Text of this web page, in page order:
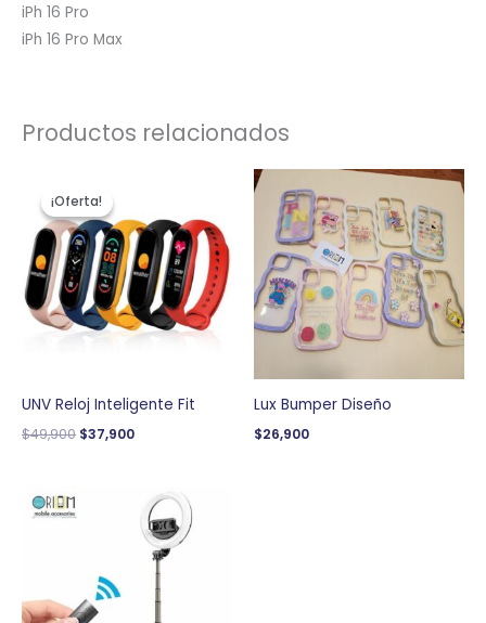
iPh 16 Pro
iPh 16 Pro Max
Productos relacionados
¡Oferta!
¡Oferta!
UNV Reloj Inteligente Fit
$49,900
precio
original
era:
$49,900.
$37,900
es:
$37,900.
Lux Bumper Diseño
$26,900